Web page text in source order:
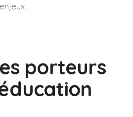
porteurs